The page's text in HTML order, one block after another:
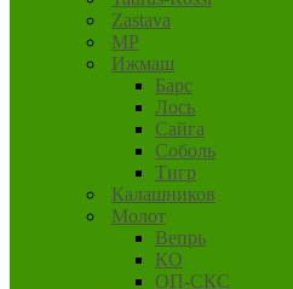
Zastava
MP
Ижмаш
Барс
Лось
Сайга
Соболь
Тигр
Калашников
Молот
Вепрь
КО
ОП-СКС